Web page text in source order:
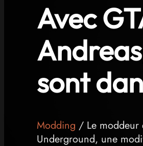
Avec
sont
Modding / Le moddeur
Underground, une